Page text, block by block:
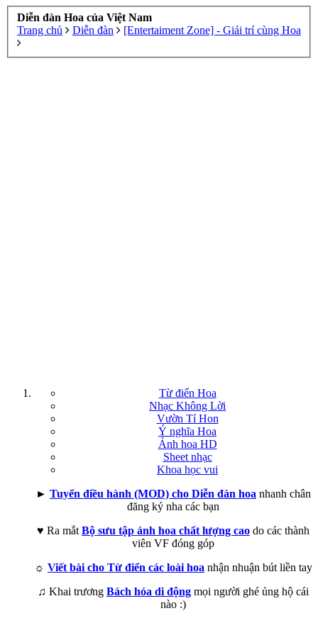
Diễn đàn Hoa của Việt Nam
Trang chủ
Diễn đàn [Entertaiment Zone] - Giải trí cùng Hoa
Từ điển Hoa
Nhạc Không Lời
Vườn Tí Hon
Ý nghĩa Hoa
Ảnh hoa HD
Sheet nhạc
Khoa học vui
► Tuyển điều hành (MOD) cho Diễn đàn hoa nhanh chân
đăng ký nha các bạn
♥ Ra mắt Bộ sưu tập ảnh hoa chất lượng cao do các thành
viên VF đóng góp
☼ Viết bài cho Từ điển các loài hoa nhận nhuận bút liền tay
♫ Khai trương Bách hóa di động mọi người ghé ủng hộ cái
nào :)